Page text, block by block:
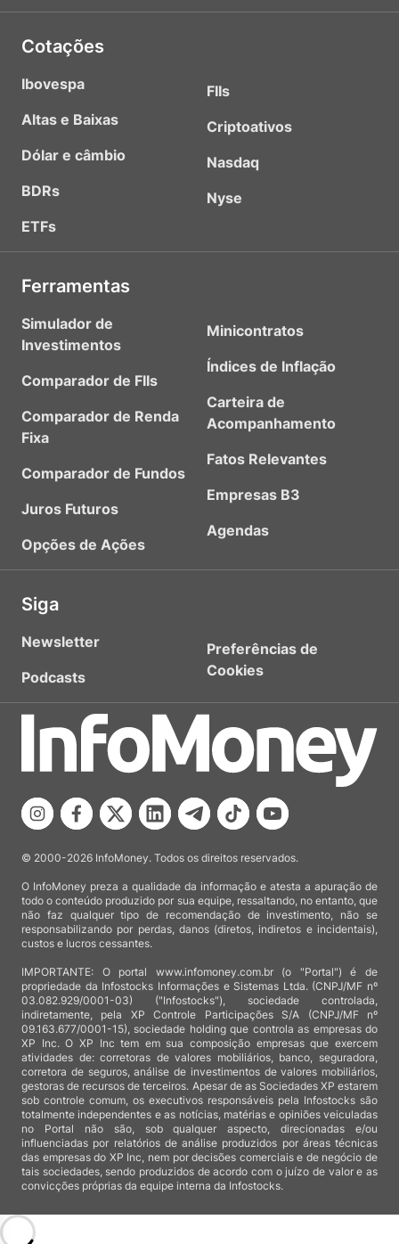
Cotações
Ibovespa
Altas e Baixas
Dólar e câmbio
BDRs
ETFs
FIIs
Criptoativos
Nasdaq
Nyse
Ferramentas
Simulador de
Investimentos
Comparador de FIIs
Comparador de Renda
Fixa
Comparador de Fundos
Juros Futuros
Opções de Ações
Minicontratos
Índices de Inflação
Carteira de
Acompanhamento
Fatos Relevantes
Empresas B3
Agendas
Siga
Newsletter
Podcasts
Preferências de
Cookies
© 2000-2026 InfoMoney. Todos os direitos reservados.
O InfoMoney preza a qualidade da informação e atesta a apuração de
todo o conteúdo produzido por sua equipe, ressaltando, no entanto, que
não faz qualquer tipo de recomendação de investimento, não se
responsabilizando por perdas, danos (diretos, indiretos e incidentais),
custos e lucros cessantes.
IMPORTANTE: O portal www.infomoney.com.br (o "Portal") é de
propriedade da Infostocks Informações e Sistemas Ltda. (CNPJ/MF nº
03.082.929/0001-03) ("Infostocks"), sociedade controlada,
indiretamente, pela XP Controle Participações S/A (CNPJ/MF nº
09.163.677/0001-15), sociedade holding que controla as empresas do
XP Inc. O XP Inc tem em sua composição empresas que exercem
atividades de: corretoras de valores mobiliários, banco, seguradora,
corretora de seguros, análise de investimentos de valores mobiliários,
gestoras de recursos de terceiros. Apesar de as Sociedades XP estarem
sob controle comum, os executivos responsáveis pela Infostocks são
totalmente independentes e as notícias, matérias e opiniões veiculadas
no Portal não são, sob qualquer aspecto, direcionadas e/ou
influenciadas por relatórios de análise produzidos por áreas técnicas
das empresas do XP Inc, nem por decisões comerciais e de negócio de
tais sociedades, sendo produzidos de acordo com o juízo de valor e as
convicções próprias da equipe interna da Infostocks.